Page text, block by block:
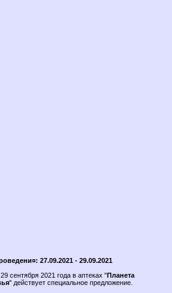
27.09.2021 - 29.09.2021
сентября 2021 года в аптеках "Планета
" действует специальное предложение.